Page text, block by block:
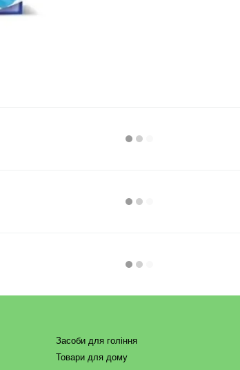
Засоби для гоління
Товари для дому